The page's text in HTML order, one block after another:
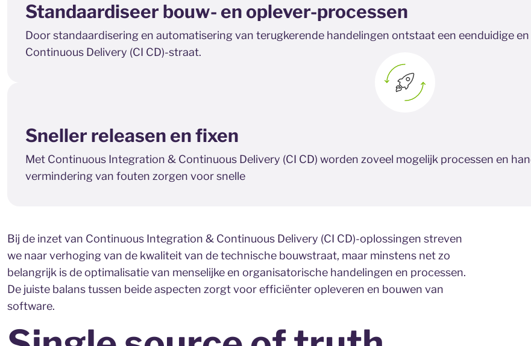
Standaardiseer bouw- en oplever-processen
Door standaardisering en automatisering van terugkerende handelingen ontstaat een eenduidige
Continuous Delivery (CI CD)-straat.
Sneller releasen en fixen
Met Continuous Integration & Continuous Delivery (CI CD) worden zoveel mogelijk processen en
vermindering van fouten zorgen voor snelle
Bij de inzet van Continuous Integration & Continuous Delivery (CI CD)-oplossingen streven
we naar verhoging van de kwaliteit van de technische bouwstraat, maar minstens net zo
belangrijk is de optimalisatie van menselijke en organisatorische handelingen en processen.
De juiste balans tussen beide aspecten zorgt voor efficiënter opleveren en bouwen van
software.